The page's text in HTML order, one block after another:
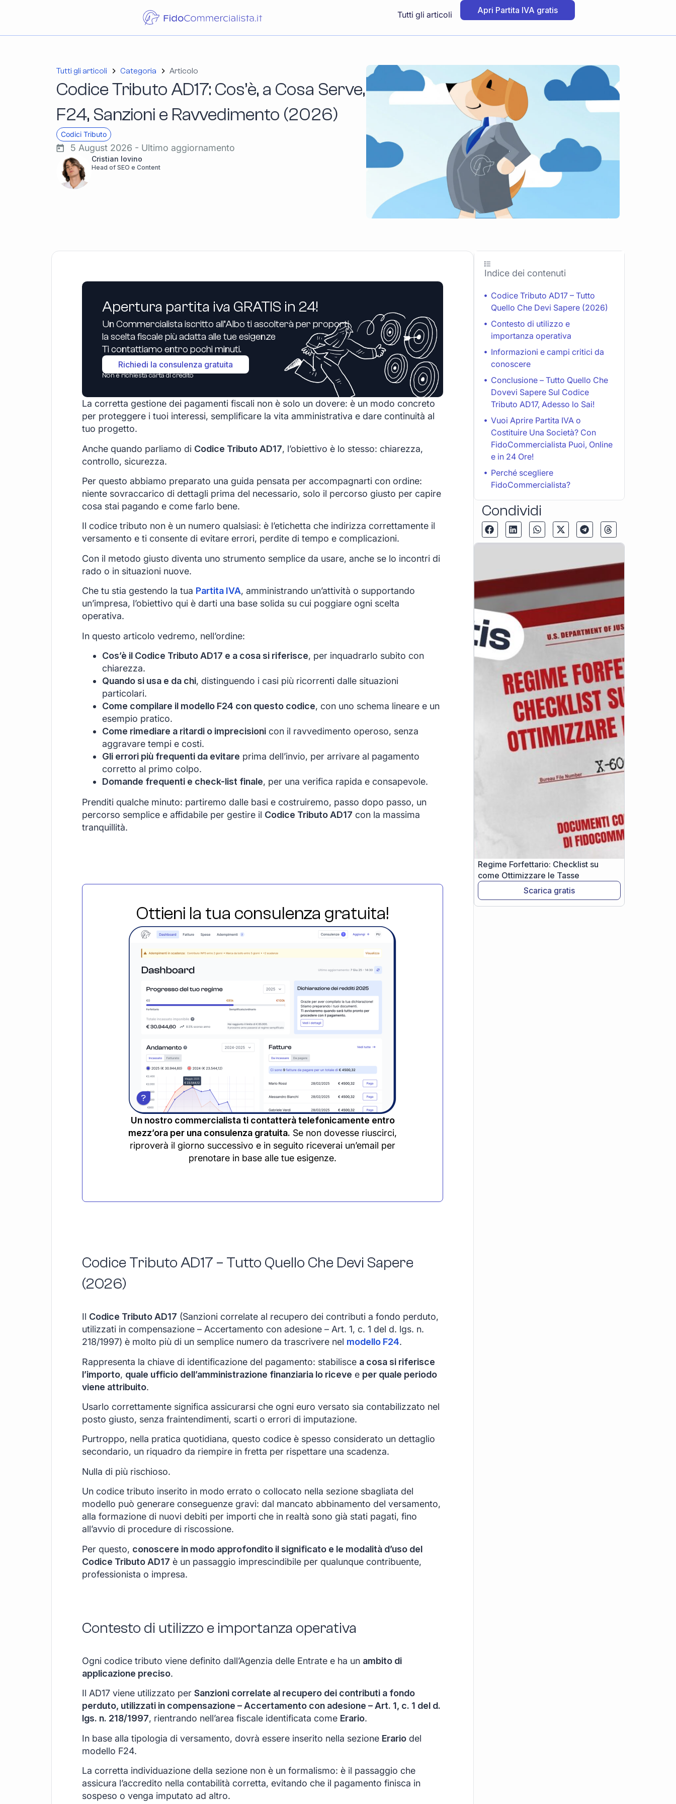
Tutti gli articoli Apri Partita IVA gratis
Tutti gli articoli Categoria Articolo
Codice Tributo AD17: Cos’è, a Cosa Serve,
F24, Sanzioni e Ravvedimento (2026)
Codici Tributo
5 August 2026 - Ultimo aggiornamento
Cristian Iovino
Head of SEO e Content
Apertura partita iva GRATIS in 24!
Un Commercialista iscritto all’Albo ti ascolterà per proporti
la scelta fiscale più adatta alle tue esigenze
Ti contattiamo entro pochi minuti.
Richiedi la consulenza gratuita
Non è richiesta carta di credito
La corretta gestione dei pagamenti fiscali non è solo un dovere: è un modo concreto
per proteggere i tuoi interessi, semplificare la vita amministrativa e dare continuità al
tuo progetto.
Anche quando parliamo di Codice Tributo AD17, l’obiettivo è lo stesso: chiarezza,
controllo, sicurezza.
Per questo abbiamo preparato una guida pensata per accompagnarti con ordine:
niente sovraccarico di dettagli prima del necessario, solo il percorso giusto per capire
cosa stai pagando e come farlo bene.
Il codice tributo non è un numero qualsiasi: è l’etichetta che indirizza correttamente il
versamento e ti consente di evitare errori, perdite di tempo e complicazioni.
Con il metodo giusto diventa uno strumento semplice da usare, anche se lo incontri di
rado o in situazioni nuove.
Che tu stia gestendo la tua Partita IVA, amministrando un’attività o supportando
un’impresa, l’obiettivo qui è darti una base solida su cui poggiare ogni scelta
operativa.
In questo articolo vedremo, nell’ordine:
Cos’è il Codice Tributo AD17 e a cosa si riferisce, per inquadrarlo subito con
chiarezza.
Quando si usa e da chi, distinguendo i casi più ricorrenti dalle situazioni
particolari.
Come compilare il modello F24 con questo codice, con uno schema lineare e un
esempio pratico.
Come rimediare a ritardi o imprecisioni con il ravvedimento operoso, senza
aggravare tempi e costi.
Gli errori più frequenti da evitare prima dell’invio, per arrivare al pagamento
corretto al primo colpo.
Domande frequenti e check-list finale, per una verifica rapida e consapevole.
Prenditi qualche minuto: partiremo dalle basi e costruiremo, passo dopo passo, un
percorso semplice e affidabile per gestire il Codice Tributo AD17 con la massima
tranquillità.
Ottieni la tua consulenza gratuita!
Un nostro commercialista ti contatterà telefonicamente entro
mezz’ora per una consulenza gratuita. Se non dovesse riuscirci,
riproverà il giorno successivo e in seguito riceverai un’email per
prenotare in base alle tue esigenze.
Codice Tributo AD17 – Tutto Quello Che Devi Sapere
(2026)
Il Codice Tributo AD17 (Sanzioni correlate al recupero dei contributi a fondo perduto,
utilizzati in compensazione – Accertamento con adesione – Art. 1, c. 1 del d. lgs. n.
218/1997) è molto più di un semplice numero da trascrivere nel modello F24.
Rappresenta la chiave di identificazione del pagamento: stabilisce a cosa si riferisce
l’importo, quale ufficio dell’amministrazione finanziaria lo riceve e per quale periodo
viene attribuito.
Usarlo correttamente significa assicurarsi che ogni euro versato sia contabilizzato nel
posto giusto, senza fraintendimenti, scarti o errori di imputazione.
Purtroppo, nella pratica quotidiana, questo codice è spesso considerato un dettaglio
secondario, un riquadro da riempire in fretta per rispettare una scadenza.
Nulla di più rischioso.
Un codice tributo inserito in modo errato o collocato nella sezione sbagliata del
modello può generare conseguenze gravi: dal mancato abbinamento del versamento,
alla formazione di nuovi debiti per importi che in realtà sono già stati pagati, fino
all’avvio di procedure di riscossione.
Per questo, conoscere in modo approfondito il significato e le modalità d’uso del
Codice Tributo AD17 è un passaggio imprescindibile per qualunque contribuente,
professionista o impresa.
Contesto di utilizzo e importanza operativa
Ogni codice tributo viene definito dall’Agenzia delle Entrate e ha un ambito di
applicazione preciso.
Il AD17 viene utilizzato per Sanzioni correlate al recupero dei contributi a fondo
perduto, utilizzati in compensazione – Accertamento con adesione – Art. 1, c. 1 del d.
lgs. n. 218/1997, rientrando nell’area fiscale identificata come Erario.
In base alla tipologia di versamento, dovrà essere inserito nella sezione Erario del
modello F24.
La corretta individuazione della sezione non è un formalismo: è il passaggio che
assicura l’accredito nella contabilità corretta, evitando che il pagamento finisca in
sospeso o venga imputato ad altro.
Indice dei contenuti
Codice Tributo AD17 – Tutto
Quello Che Devi Sapere (2026)
Contesto di utilizzo e
importanza operativa
Informazioni e campi critici da
conoscere
Conclusione – Tutto Quello Che
Dovevi Sapere Sul Codice
Tributo AD17, Adesso lo Sai!
Vuoi Aprire Partita IVA o
Costituire Una Società? Con
FidoCommercialista Puoi, Online
e in 24 Ore!
Perché scegliere
FidoCommercialista?
Condividi
Regime Forfettario: Checklist su
come Ottimizzare le Tasse
Scarica gratis